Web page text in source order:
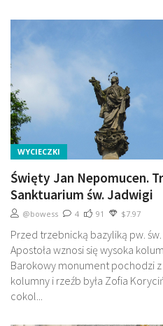
WYCIECZKI
Święty Jan Nepomucen.
Sanktuarium św. Jadwigi
@bowess 4 91 $7.97
Przed trzebnicką bazyliką pw.
Apostoła wznosi się wysoka
Barokowy monument pochodzi
kolumny i rzeźb była Zofia
cokol...